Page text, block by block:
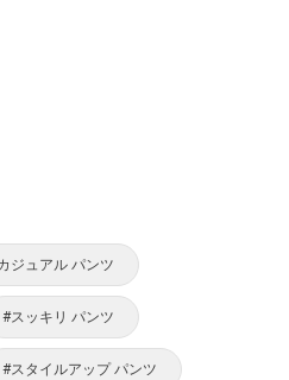
ジュアル パンツ
#スッキリ パンツ
#スタイルアップ パンツ